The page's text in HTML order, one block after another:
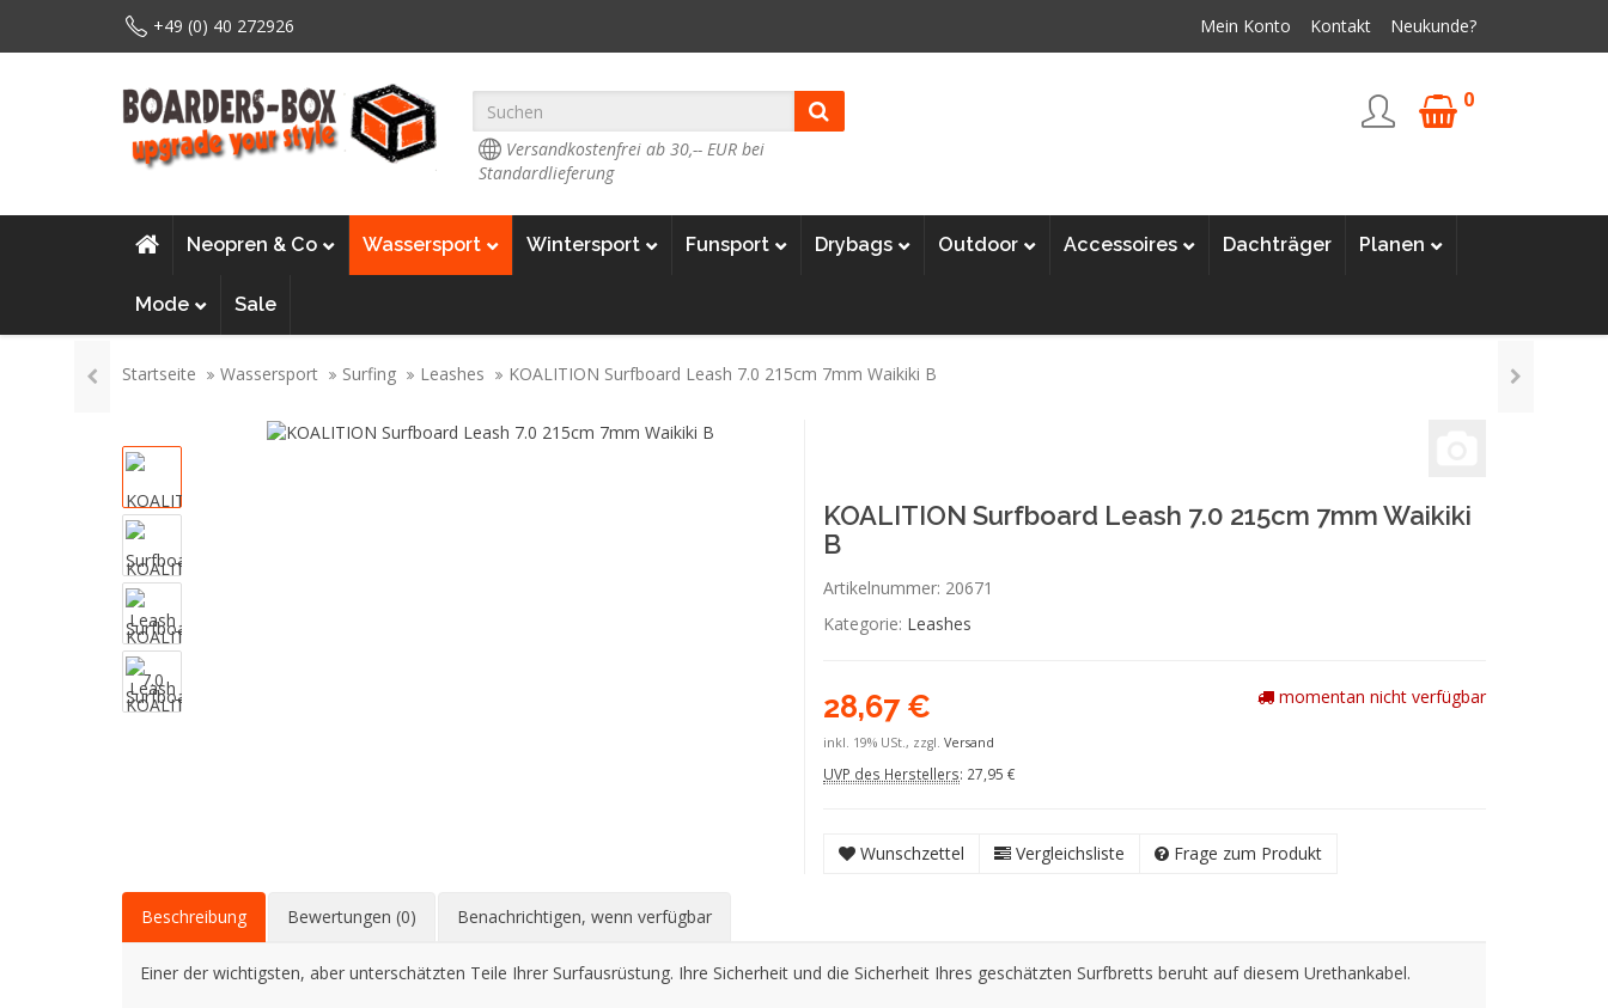
+49 (0) 40 272926 Mein Konto Kontakt Neukunde?
Versandkostenfrei ab 30,-- EUR bei
Standardlieferung
0
Neopren & Co Wassersport Wintersport Funsport Drybags Outdoor Accessoires Dachträger Planen
Mode Sale
Startseite Wassersport Surfing Leashes KOALITION Surfboard Leash 7.0 215cm 7mm Waikiki B
KOALITION Surfboard Leash 7.0 215cm 7mm Waikiki
B
Artikelnummer: 20671
Kategorie: Leashes
28,67 €
inkl. 19% USt., zzgl. Versand
UVP des Herstellers: 27,95 €
momentan nicht verfügbar
Wunschzettel Vergleichsliste Frage zum Produkt
Beschreibung Bewertungen (0) Benachrichtigen, wenn verfügbar
Einer der wichtigsten, aber unterschätzten Teile Ihrer Surfausrüstung. Ihre Sicherheit und die Sicherheit Ihres geschätzten Surfbretts beruht auf diesem Urethankabel.